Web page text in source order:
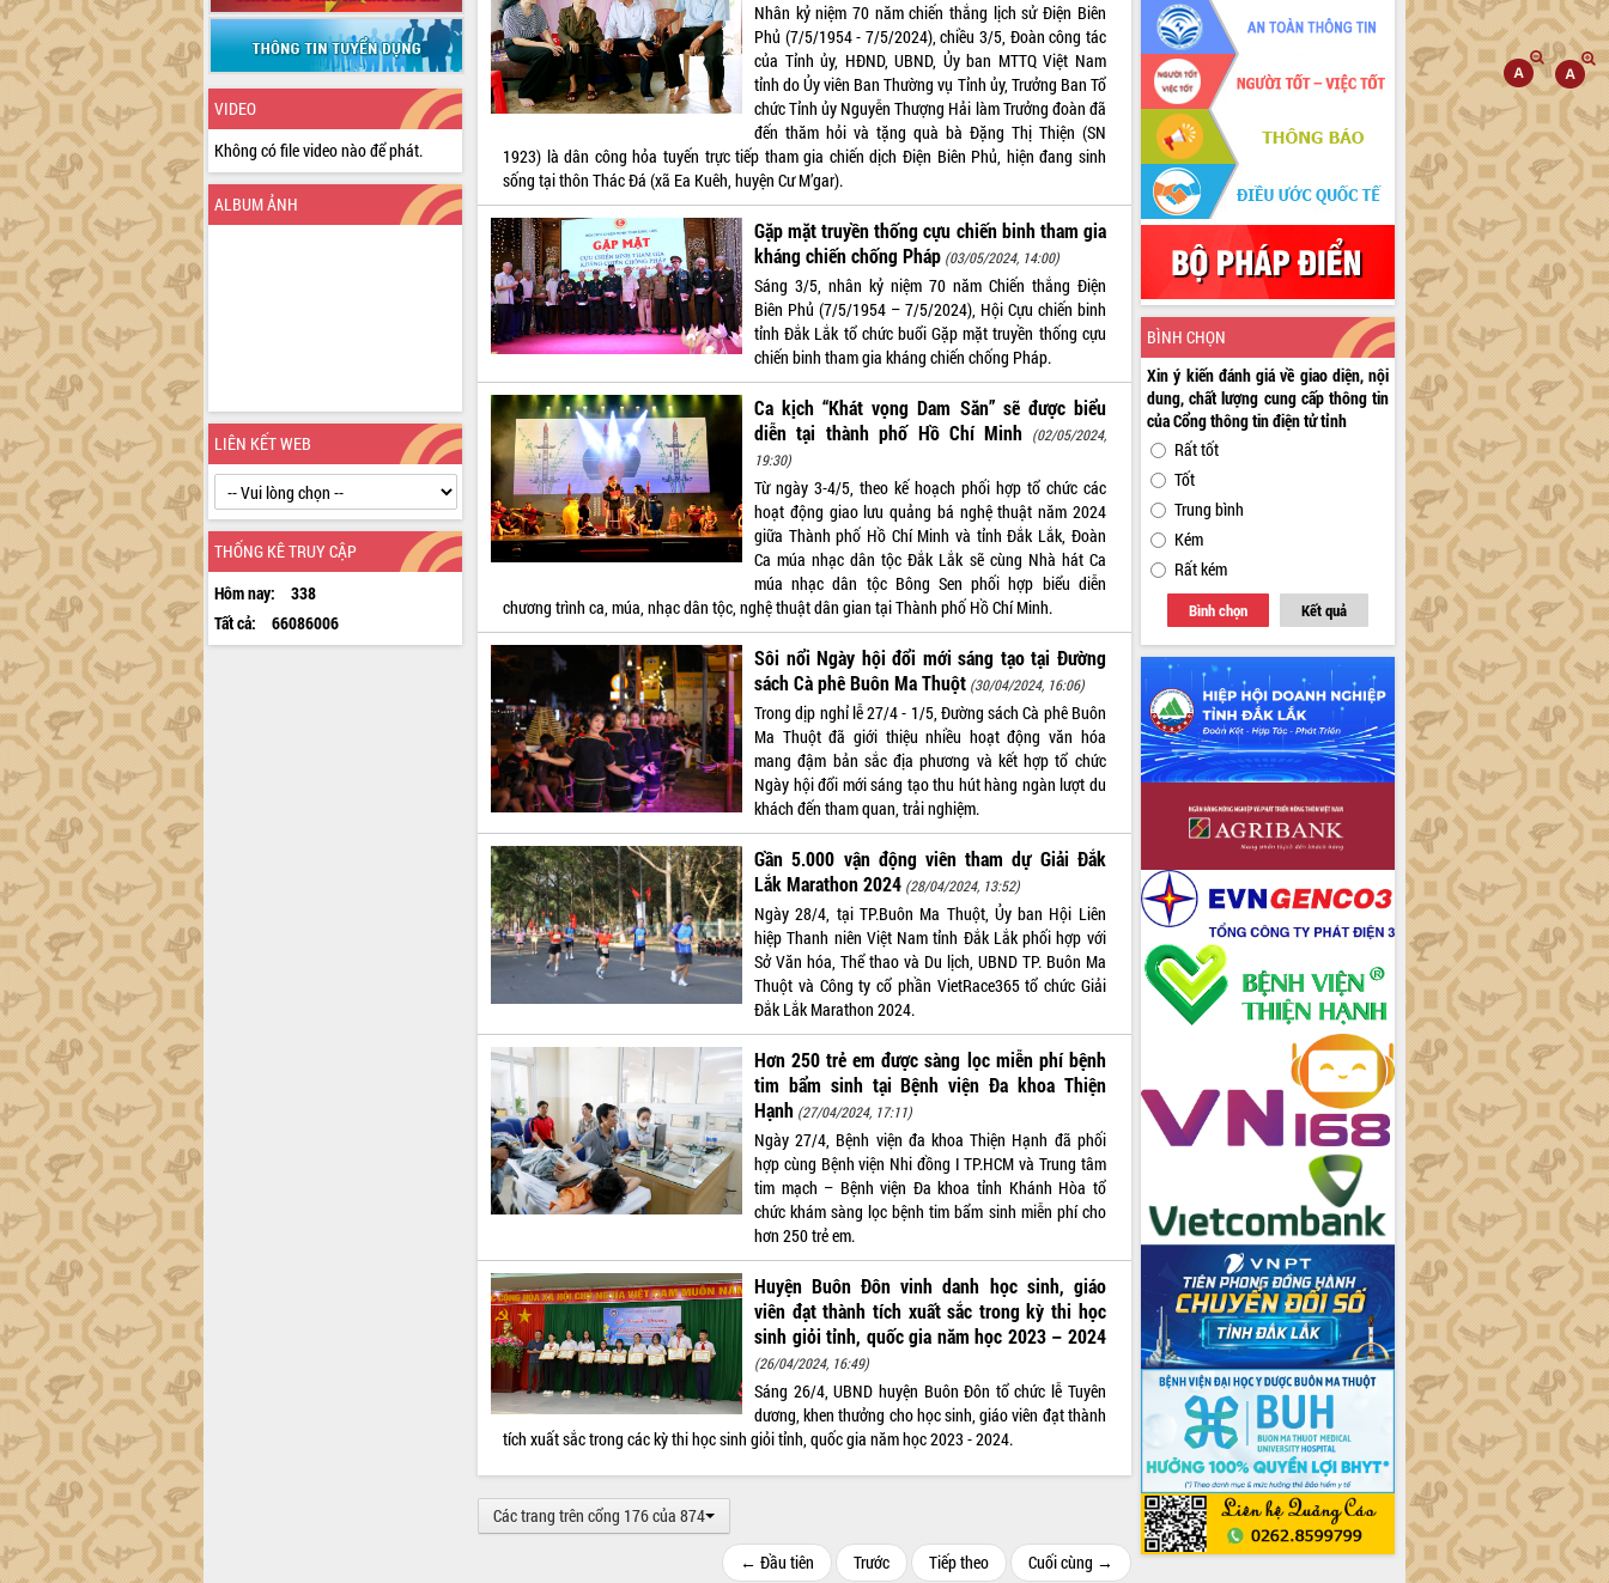
VIDEO
Không có file video nào để phát.
ALBUM ẢNH
LIÊN KẾT WEB
THỐNG KÊ TRUY CẬP
Hôm nay:
338
Tất cả:
66086006
Nhân kỷ niệm 70 năm chiến thắng lịch sử Điện Biên
Phủ (7/5/1954 - 7/5/2024), chiều 3/5, Đoàn công tác
của Tỉnh ủy, HĐND, UBND, Ủy ban MTTQ Việt Nam
tỉnh do Ủy viên Ban Thường vụ Tỉnh ủy, Trưởng Ban Tổ
chức Tỉnh ủy Nguyễn Thượng Hải làm Trưởng đoàn đã
đến thăm hỏi và tặng quà bà Đặng Thị Thiện (SN
1923) là dân công hỏa tuyến trực tiếp tham gia chiến dịch Điện Biên Phủ, hiện đang sinh
sống tại thôn Thác Đá (xã Ea Kuêh, huyện Cư M’gar).
Gặp mặt truyền thống cựu chiến binh tham gia
kháng chiến chống Pháp (03/05/2024, 14:00)
Sáng 3/5, nhân kỷ niệm 70 năm Chiến thắng Điện
Biên Phủ (7/5/1954 – 7/5/2024), Hội Cựu chiến binh
tỉnh Đắk Lắk tổ chức buổi Gặp mặt truyền thống cựu
chiến binh tham gia kháng chiến chống Pháp.
Ca kịch “Khát vọng Dam Săn” sẽ được biểu
diễn tại thành phố Hồ Chí Minh (02/05/2024,
19:30)
Từ ngày 3-4/5, theo kế hoạch phối hợp tổ chức các
hoạt động giao lưu quảng bá nghệ thuật năm 2024
giữa Thành phố Hồ Chí Minh và tỉnh Đắk Lắk, Đoàn
Ca múa nhạc dân tộc Đắk Lắk sẽ cùng Nhà hát Ca
múa nhạc dân tộc Bông Sen phối hợp biểu diễn
chương trình ca, múa, nhạc dân tộc, nghệ thuật dân gian tại Thành phố Hồ Chí Minh.
Sôi nổi Ngày hội đổi mới sáng tạo tại Đường
sách Cà phê Buôn Ma Thuột (30/04/2024, 16:06)
Trong dịp nghỉ lễ 27/4 - 1/5, Đường sách Cà phê Buôn
Ma Thuột đã giới thiệu nhiều hoạt động văn hóa
mang đậm bản sắc địa phương và kết hợp tổ chức
Ngày hội đổi mới sáng tạo thu hút hàng ngàn lượt du
khách đến tham quan, trải nghiệm.
Gần 5.000 vận động viên tham dự Giải Đắk
Lắk Marathon 2024 (28/04/2024, 13:52)
Ngày 28/4, tại TP.Buôn Ma Thuột, Ủy ban Hội Liên
hiệp Thanh niên Việt Nam tỉnh Đắk Lắk phối hợp với
Sở Văn hóa, Thể thao và Du lịch, UBND TP. Buôn Ma
Thuột và Công ty cổ phần VietRace365 tổ chức Giải
Đắk Lắk Marathon 2024.
Hơn 250 trẻ em được sàng lọc miễn phí bệnh
tim bẩm sinh tại Bệnh viện Đa khoa Thiện
Hạnh (27/04/2024, 17:11)
Ngày 27/4, Bệnh viện đa khoa Thiện Hạnh đã phối
hợp cùng Bệnh viện Nhi đồng I TP.HCM và Trung tâm
tim mạch – Bệnh viện Đa khoa tỉnh Khánh Hòa tổ
chức khám sàng lọc bệnh tim bẩm sinh miễn phí cho
hơn 250 trẻ em.
Huyện Buôn Đôn vinh danh học sinh, giáo
viên đạt thành tích xuất sắc trong kỳ thi học
sinh giỏi tỉnh, quốc gia năm học 2023 – 2024
(26/04/2024, 16:49)
Sáng 26/4, UBND huyện Buôn Đôn tổ chức lễ Tuyên
dương, khen thưởng cho học sinh, giáo viên đạt thành
tích xuất sắc trong các kỳ thi học sinh giỏi tỉnh, quốc gia năm học 2023 - 2024.
Các trang trên cổng 176 của 874
← Đầu tiên Trước Tiếp theo Cuối cùng →
BÌNH CHỌN
Xin ý kiến đánh giá về giao diện, nội
dung, chất lượng cung cấp thông tin
của Cổng thông tin điện tử tỉnh
Rất tốt
Tốt
Trung bình
Kém
Rất kém
Bình chọn Kết quả